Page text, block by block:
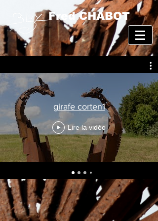
Fred CHABOT
girafe corten1
Lire la vidéo